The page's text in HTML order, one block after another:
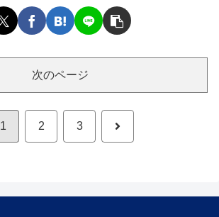
次のページ
1 2 3 次